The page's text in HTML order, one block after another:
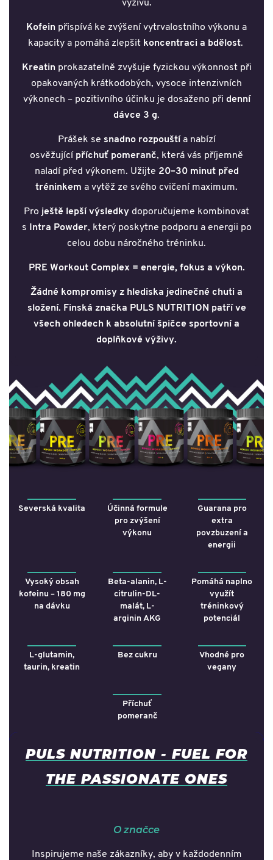
výživu.
Kofein přispívá ke zvýšení vytrvalostního výkonu a
kapacity a pomáhá zlepšit koncentraci a bdělost.
Kreatinprokazatelně zvyšuje fyzickou výkonnost při
opakovaných krátkodobých, vysoce intenzivních
výkonech – pozitivního účinku je dosaženo při denní
dávce 3 g.
Prášek se snadno rozpouštía nabízí
osvěžující příchuť pomeranč, která vás příjemně
naladí před výkonem. Užijte 20–30 minut před
tréninkem a vytěž ze svého cvičení maximum.
Pro ještě lepší výsledky doporučujeme kombinovat
s Intra Powder, který poskytne podporu a energii po
celou dobu náročného tréninku.
PRE Workout Complex = energie, fokus a výkon.
Žádné kompromisy z hlediska jedinečné chuti a
složení. Finská značka PULS NUTRITION patří ve
všech ohledech k absolutní špičce sportovní a
doplňkové výživy.
Severská kvalita
Účinná formule
pro zvýšení
výkonu
Guarana pro
extra
povzbuzení a
energii
Vysoký obsah
kofeinu – 180 mg
na dávku
Beta-alanin, L-
citrulin-DL-
malát, L-
arginin AKG
Pomáhá naplno
využít
tréninkový
potenciál
L-glutamin,
taurin, kreatin
Bez cukru
Vhodné pro
vegany
Příchuť
pomeranč
PULS NUTRITION - FUEL FOR
THE PASSIONATE ONES
O značce
Inspirujeme naše zákazníky, aby v každodenním